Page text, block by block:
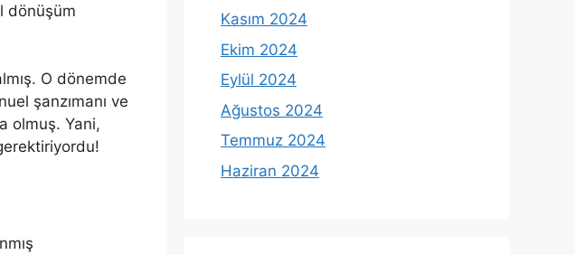
dönüşüm
O dönemde
şanzımanı ve
olmuş. Yani,
Kasım 2024
Ekim 2024
Eylül 2024
Ağustos 2024
Temmuz 2024
Haziran 2024